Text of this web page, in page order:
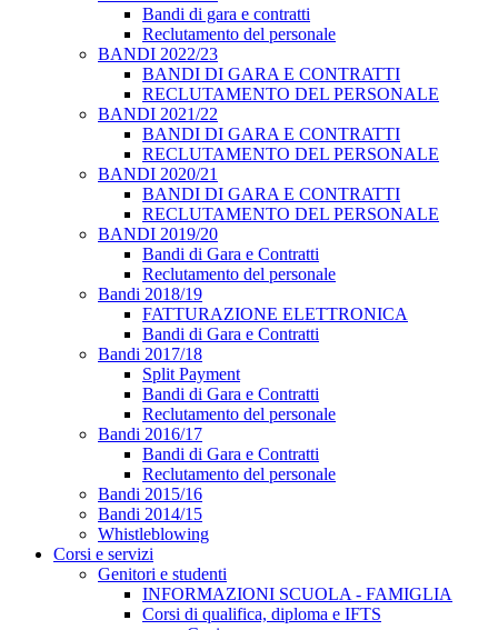
Bandi di gara e contratti
Reclutamento del personale
BANDI 2022/23
BANDI DI GARA E CONTRATTI
RECLUTAMENTO DEL PERSONALE
BANDI 2021/22
BANDI DI GARA E CONTRATTI
RECLUTAMENTO DEL PERSONALE
BANDI 2020/21
BANDI DI GARA E CONTRATTI
RECLUTAMENTO DEL PERSONALE
BANDI 2019/20
Bandi di Gara e Contratti
Reclutamento del personale
Bandi 2018/19
FATTURAZIONE ELETTRONICA
Bandi di Gara e Contratti
Bandi 2017/18
Split Payment
Bandi di Gara e Contratti
Reclutamento del personale
Bandi 2016/17
Bandi di Gara e Contratti
Reclutamento del personale
Bandi 2015/16
Bandi 2014/15
Whistleblowing
Corsi e servizi
Genitori e studenti
INFORMAZIONI SCUOLA - FAMIGLIA
Corsi di qualifica, diploma e IFTS